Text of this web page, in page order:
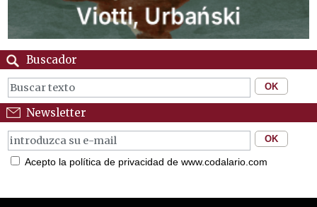
Buscador
Newsletter
Acepto la política de privacidad de www.codalario.com